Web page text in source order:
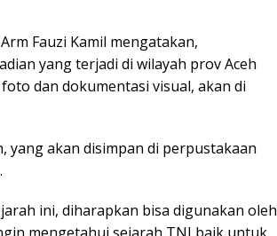
Fauzi Kamil mengatakan,
yang terjadi di wilayah prov Aceh
dan dokumentasi visual, akan di
yang akan disimpan di perpustakaan
ini, diharapkan bisa digunakan oleh